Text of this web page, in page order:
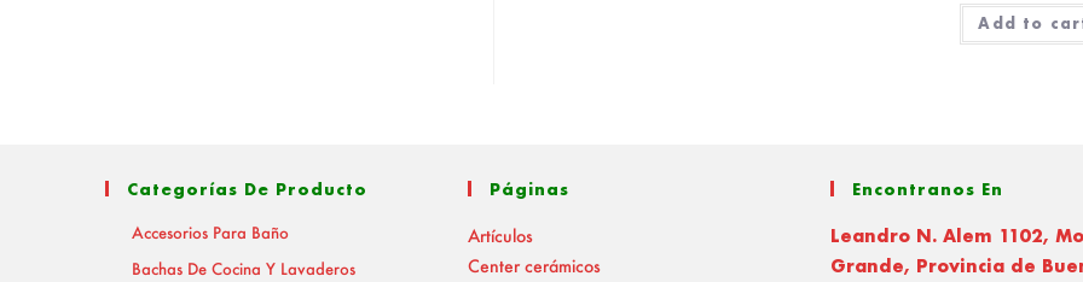
Add to
Categorías De Producto
Accesorios Para Baño
Bachas De Cocina Y Lavaderos
Páginas
Artículos
Center cerámicos
Encontranos En
Leandro N. Alem 1102,
Grande, Provincia de